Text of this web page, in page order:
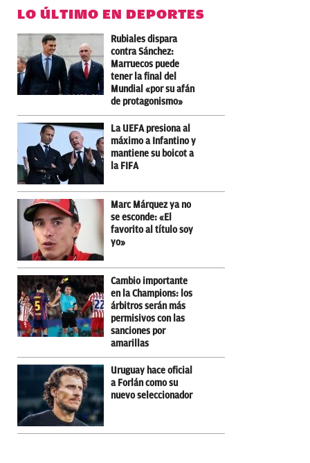
LO ÚLTIMO EN DEPORTES
Rubiales dispara
contra Sánchez:
Marruecos puede
tener la final del
Mundial «por su afán
de protagonismo»
La UEFA presiona al
máximo a Infantino y
mantiene su boicot a
la FIFA
Marc Márquez ya no
se esconde: «El
favorito al título soy
yo»
Cambio importante
en la Champions: los
árbitros serán más
permisivos con las
sanciones por
amarillas
Uruguay hace oficial
a Forlán como su
nuevo seleccionador